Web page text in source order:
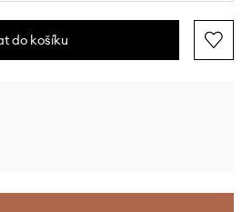
do košíku